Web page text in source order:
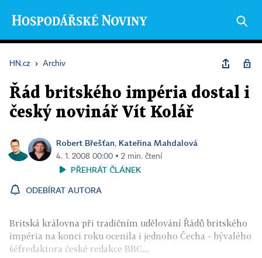
HN.cz › Archiv
Řád britského impéria dostal i
český novinář Vít Kolář
Robert Břešťan, Kateřina Mahdalová
4. 1. 2008 00:00 ▪ 2 min. čtení
PŘEHRÁT ČLÁNEK
ODEBÍRAT AUTORA
Britská královna při tradičním udělování Řádů britského
impéria na konci roku ocenila i jednoho Čecha - bývalého
šéfredaktora české redakce BBC...